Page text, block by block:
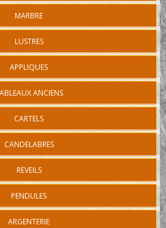
MARBRE
LUSTRES
APPLIQUES
ANCIENS
CARTELS
CANDELABRES
REVEILS
PENDULES
ARGENTERIE